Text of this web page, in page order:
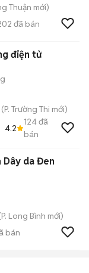
Thuận mới)
đã bán
điện tử
(P. Trường Thi mới)
4.2
124đã
bán
Dây da Đen
P. Long Bình mới)
bán